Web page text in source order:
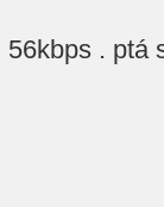
56kbps . ptá